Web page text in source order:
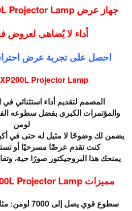
جهاز عرض Sanyo PLC-XP200L Projector Lamp
أداء لا يُضاهى لعروض
احصل على تجربة عرض
Projector Lamp
المصمم لتقديم أداء استثنائي
لومن
يضمن لك وضوحًا لا مثيل له حتى في
كنت تقدم عرضًا مسرحيًا أو
يمنحك هذا البروجيكتور صورًا حية،
مميزات Sanyo PLC-XP200L Projector Lamp:
سطوع قوي يصل